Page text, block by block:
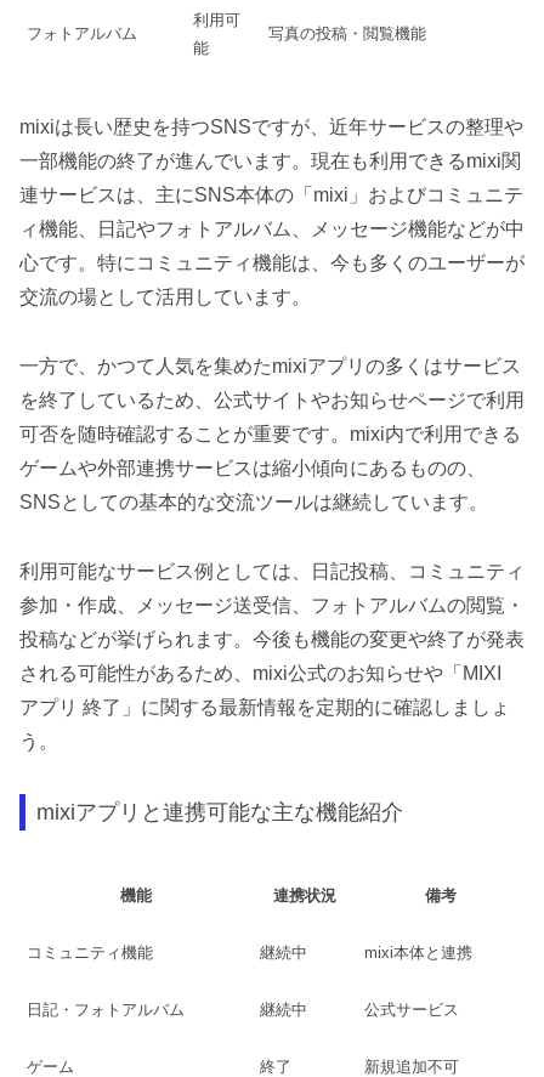
フォトアルバム
利用可
能
写真の投稿・閲覧機能
mixiは長い歴史を持つSNSですが、近年サービスの整理や
一部機能の終了が進んでいます。現在も利用できるmixi関
連サービスは、主にSNS本体の「mixi」およびコミュニテ
ィ機能、日記やフォトアルバム、メッセージ機能などが中
心です。特にコミュニティ機能は、今も多くのユーザーが
交流の場として活用しています。
一方で、かつて人気を集めたmixiアプリの多くはサービス
を終了しているため、公式サイトやお知らせページで利用
可否を随時確認することが重要です。mixi内で利用できる
ゲームや外部連携サービスは縮小傾向にあるものの、
SNSとしての基本的な交流ツールは継続しています。
利用可能なサービス例としては、日記投稿、コミュニティ
参加・作成、メッセージ送受信、フォトアルバムの閲覧・
投稿などが挙げられます。今後も機能の変更や終了が発表
される可能性があるため、mixi公式のお知らせや「MIXI
アプリ 終了」に関する最新情報を定期的に確認しましょ
う。
mixiアプリと連携可能な主な機能紹介
機能 連携状況 備考
コミュニティ機能 継続中 mixi本体と連携
日記・フォトアルバム 継続中 公式サービス
ゲーム 終了 新規追加不可